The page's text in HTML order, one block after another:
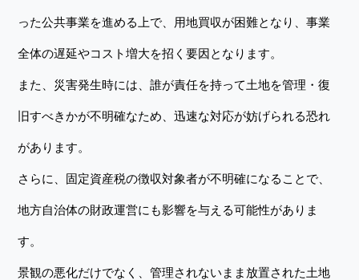
った公共事業を進める上で、用地買収が困難となり、事業
全体の遅延やコスト増大を招く要因となります。
また、災害発生時には、誰が責任を持って土地を管理・復
旧すべきかが不明確なため、迅速な対応が妨げられる恐れ
があります。
さらに、固定資産税の徴収対象者が不明確になることで、
地方自治体の財政運営にも影響を与える可能性がありま
す。
景観の悪化だけでなく、管理されないまま放置された土地